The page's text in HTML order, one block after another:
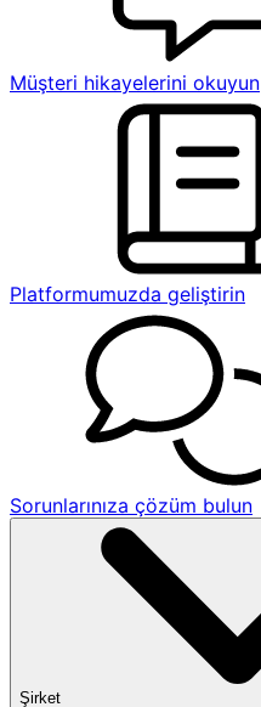
Müşteri hikayelerini okuyun
Platformumuzda geliştirin
Sorunlarınıza çözüm bulun
Şirket